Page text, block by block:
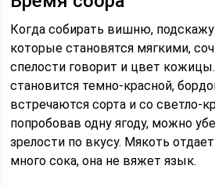
Когда собирать вишню,
которые становятся мягкими,
спелости говорит и цвет
становится темно-красной,
встречаются сорта и со светло-
попробовав одну ягоду, можно
зрелости по вкусу. Мякоть
много сока, она не вяжет язык.